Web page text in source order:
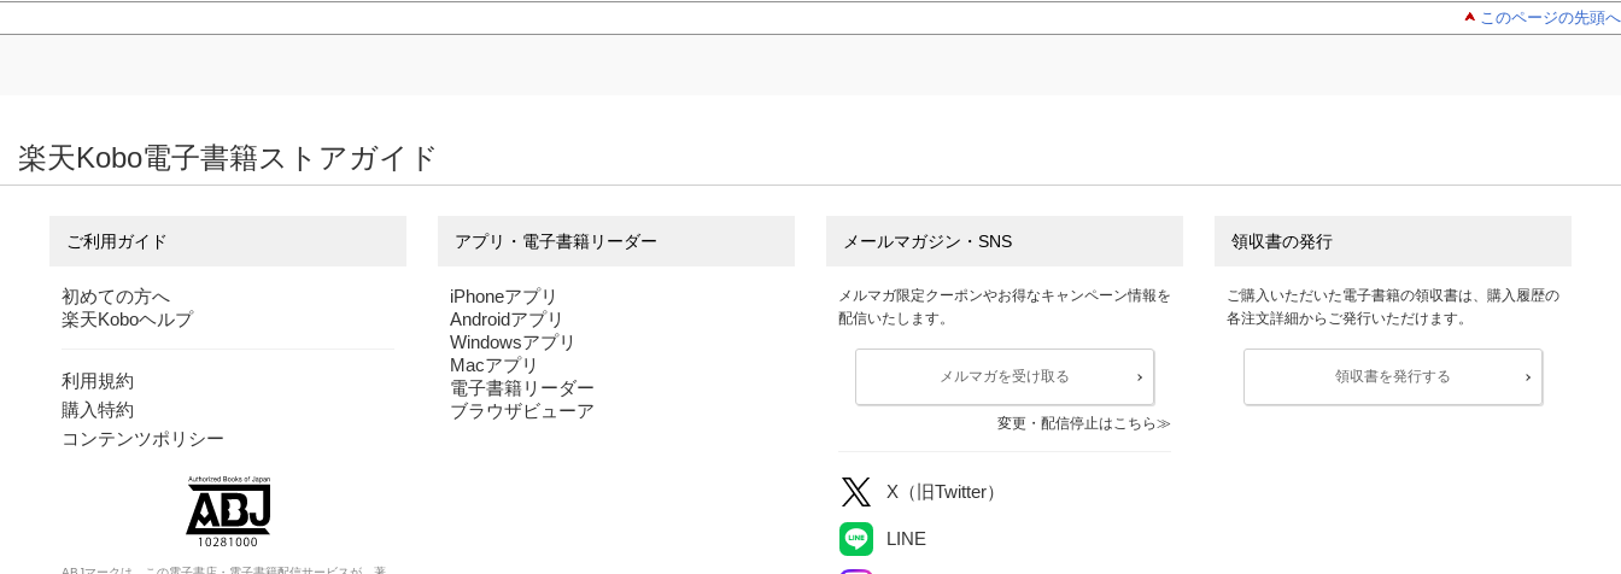
このページの先頭へ
楽天Kobo電子書籍ストアガイド
ご利用ガイド
初めての方へ
楽天Koboヘルプ
利用規約
購入特約
コンテンツポリシー
アプリ・電子書籍リーダー
iPhoneアプリ
Androidアプリ
Windowsアプリ
Macアプリ
電子書籍リーダー
ブラウザビューア
メールマガジン・SNS
メルマガ限定クーポンやお得なキャンペーン情報を
配信いたします。
メルマガを受け取る
変更・配信停止はこちら
X（旧Twitter）
LINE
領収書の発行
ご購入いただいた電子書籍の領収書は、購入履歴の
各注文詳細からご発行いただけます。
領収書を発行する